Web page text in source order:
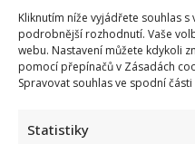
Kliknutím níže vyjádřete souhlas
podrobnější rozhodnutí. Vaše
webu. Nastavení můžete kdykoli
pomocí přepínačů v Zásadách
Spravovat souhlas ve spodní
Statistiky